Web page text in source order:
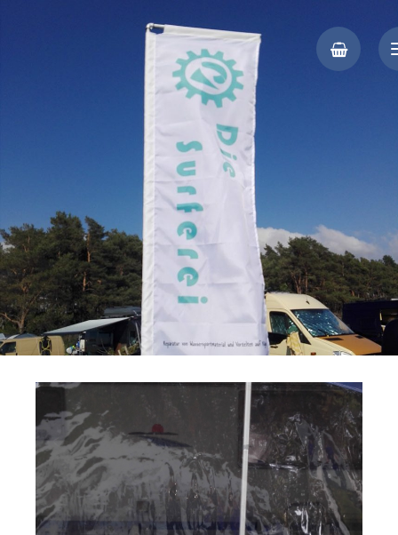
Die Surferei
Segelmacher auf Rügen, Kite- und Windsurf-Reparaturen, Vorzelte,
Planen, Persenninge